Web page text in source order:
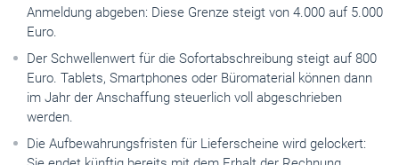
Anmeldung abgeben: Diese Grenze steigt von 4.000 auf 5.000
Euro.
Der Schwellenwert für die Sofortabschreibung steigt auf 800
Euro. Tablets, Smartphones oder Büromaterial können dann
im Jahr der Anschaffung steuerlich voll abgeschrieben
werden.
Die Aufbewahrungsfristen für Lieferscheine wird gelockert: